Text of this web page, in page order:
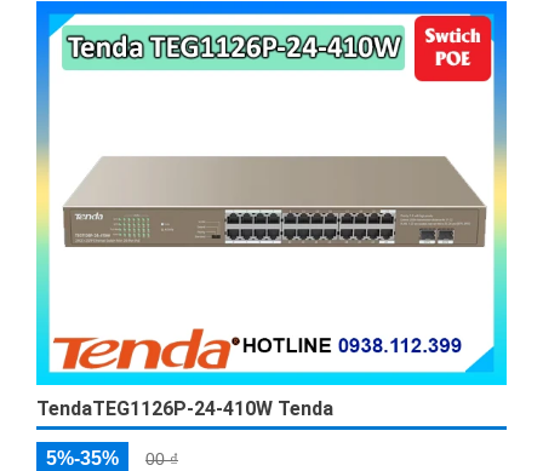
TendaTEG1126P-24-410W Tenda
5%-35% 00 ₫